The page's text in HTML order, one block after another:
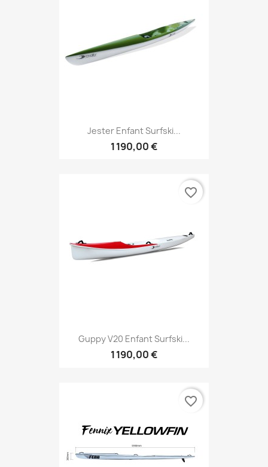
Jester Enfant Surfski...
1 190,00 €
Guppy V20 Enfant Surfski...
1 190,00 €
favorite_border
favorite_border